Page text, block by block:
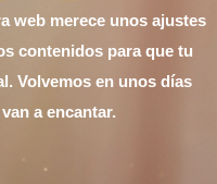
web merece unos ajustes
contenidos para que tu
Volvemos en unos días
a encantar.